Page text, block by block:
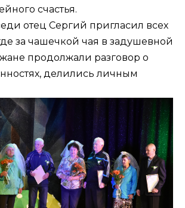
счастья.
отец Сергий пригласил всех
за чашечкой чая в задушевной
продолжали разговор о
делились личным